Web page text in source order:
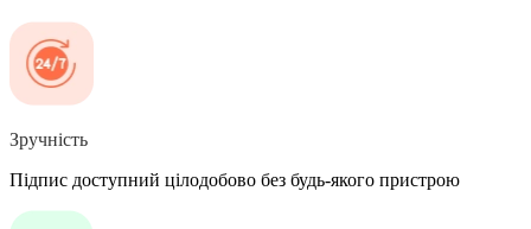
Зручність
Підпис доступний цілодобово без будь-якого пристрою